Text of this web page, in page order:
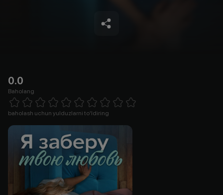
0.0
Baholang
1 Star 2 Stars 3 Stars 4 Stars5 Stars 6 Stars7 Stars8 Stars
baholash uchun yulduzlarni to'ldiring